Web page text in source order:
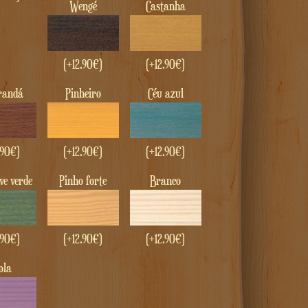
Wengé
(+12.90€)
castanha
(+12.90€)
€)
Pinheiro
(+12.90€)
Céu azul
(+12.90€)
verde
€)
Pinho forte
(+12.90€)
Branco
(+12.90€)